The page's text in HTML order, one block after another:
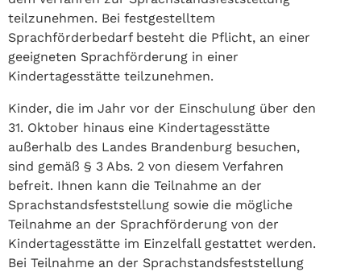
teilzunehmen. Bei festgestelltem
Sprachförderbedarf besteht die Pflicht, an einer
geeigneten Sprachförderung in einer
Kindertagesstätte teilzunehmen.
Kinder, die im Jahr vor der Einschulung über den
31. Oktober hinaus eine Kindertagesstätte
außerhalb des Landes Brandenburg besuchen,
sind gemäß § 3 Abs. 2 von diesem Verfahren
befreit. Ihnen kann die Teilnahme an der
Sprachstandsfeststellung sowie die mögliche
Teilnahme an der Sprachförderung von der
Kindertagesstätte im Einzelfall gestattet werden.
Bei Teilnahme an der Sprachstandsfeststellung